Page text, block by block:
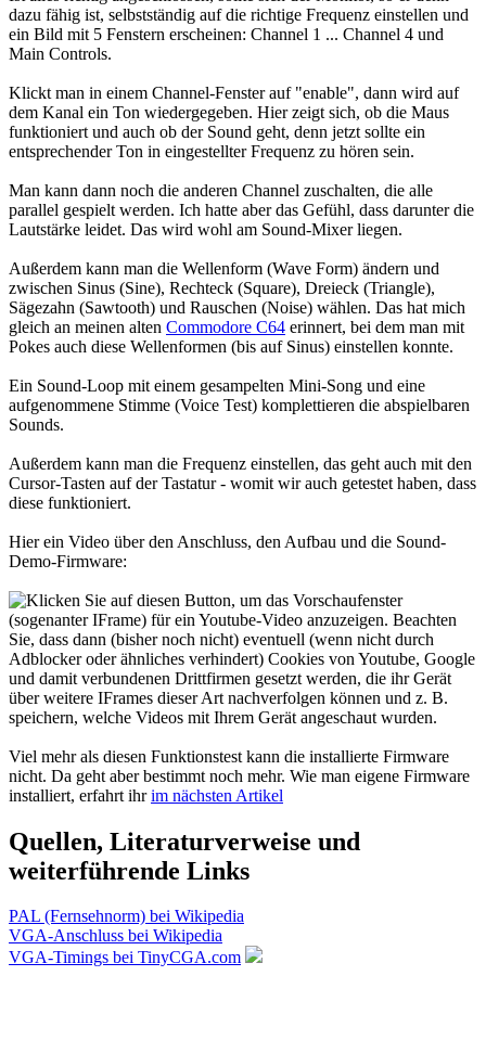
dazu fähig ist, selbstständig auf die richtige Frequenz einstellen und
ein Bild mit 5 Fenstern erscheinen: Channel 1 ... Channel 4 und
Main Controls.
Klickt man in einem Channel-Fenster auf "enable", dann wird auf
dem Kanal ein Ton wiedergegeben. Hier zeigt sich, ob die Maus
funktioniert und auch ob der Sound geht, denn jetzt sollte ein
entsprechender Ton in eingestellter Frequenz zu hören sein.
Man kann dann noch die anderen Channel zuschalten, die alle
parallel gespielt werden. Ich hatte aber das Gefühl, dass darunter die
Lautstärke leidet. Das wird wohl am Sound-Mixer liegen.
Außerdem kann man die Wellenform (Wave Form) ändern und
zwischen Sinus (Sine), Rechteck (Square), Dreieck (Triangle),
Sägezahn (Sawtooth) und Rauschen (Noise) wählen. Das hat mich
gleich an meinen alten Commodore C64 erinnert, bei dem man mit
Pokes auch diese Wellenformen (bis auf Sinus) einstellen konnte.
Ein Sound-Loop mit einem gesampelten Mini-Song und eine
aufgenommene Stimme (Voice Test) komplettieren die abspielbaren
Sounds.
Außerdem kann man die Frequenz einstellen, das geht auch mit den
Cursor-Tasten auf der Tastatur - womit wir auch getestet haben, dass
diese funktioniert.
Hier ein Video über den Anschluss, den Aufbau und die Sound-
Demo-Firmware:
Viel mehr als diesen Funktionstest kann die installierte Firmware
nicht. Da geht aber bestimmt noch mehr. Wie man eigene Firmware
installiert, erfahrt ihrim nächsten Artikel
Quellen, Literaturverweise und
weiterführende Links
PAL (Fernsehnorm) bei Wikipedia
VGA-Anschluss bei Wikipedia
VGA-Timings bei TinyCGA.com